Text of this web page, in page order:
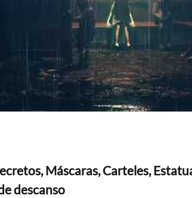
Máscaras, Carteles,
descanso